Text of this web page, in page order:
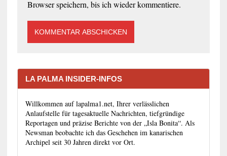
Browser speichern, bis ich wieder kommentiere.
LA PALMA INSIDER-INFOS
Willkommen auf lapalma1.net, Ihrer verlässlichen
Anlaufstelle für tagesaktuelle Nachrichten, tiefgründige
Reportagen und präzise Berichte von der „Isla Bonita“. Als
Newsman beobachte ich das Geschehen im kanarischen
Archipel seit 30 Jahren direkt vor Ort.